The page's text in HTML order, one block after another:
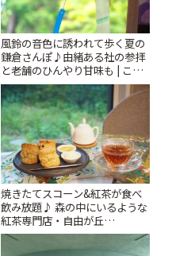
風鈴の音色に誘われて歩く夏の
鎌倉さんぽ♪由緒ある社の参拝
と老舗のひんやり甘味も | こと
りっぷ
焼きたてスコーン&紅茶が食べ
飲み放題♪ 森の中にいるような
紅茶専門店・自由が丘
「YOTSUBA TEA」でのんびり
時間 | ことりっぷ